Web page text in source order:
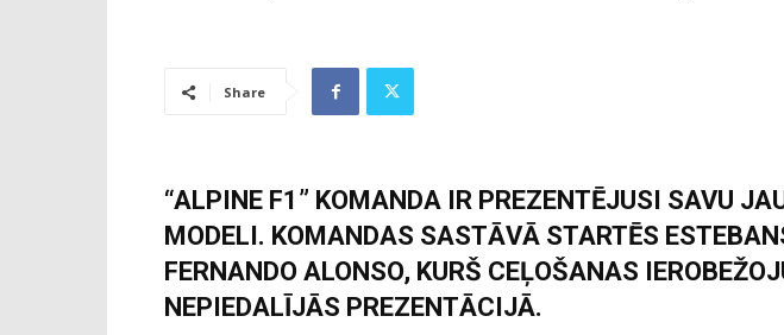
Share
“ALPINE F1” KOMANDA IR PREZENTĒJUSI SAVU
MODELI. KOMANDAS SASTĀVĀ STARTĒS
FERNANDO ALONSO, KURŠ CEĻOŠANAS
NEPIEDALĪJĀS PREZENTĀCIJĀ.